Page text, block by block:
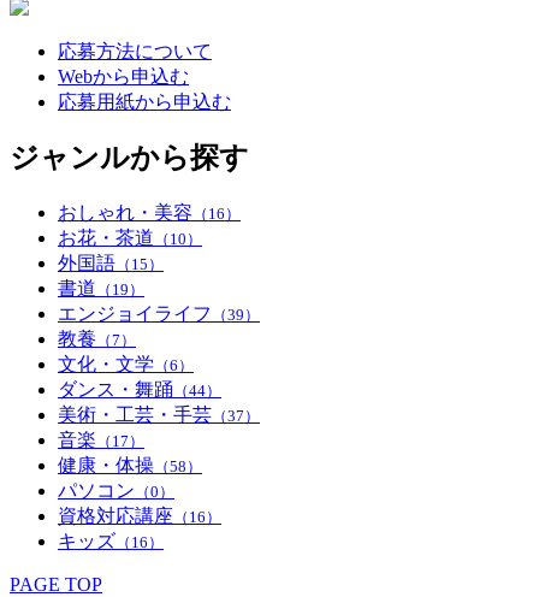
応募方法について
Webから申込む
応募用紙から申込む
ジャンルから探す
おしゃれ・美容 （16）
お花・茶道 （10）
外国語 （15）
書道 （19）
エンジョイライフ （39）
教養 （7）
文化・文学 （6）
ダンス・舞踊 （44）
美術・工芸・手芸 （37）
音楽 （17）
健康・体操 （58）
パソコン （0）
資格対応講座 （16）
キッズ （16）
PAGE TOP